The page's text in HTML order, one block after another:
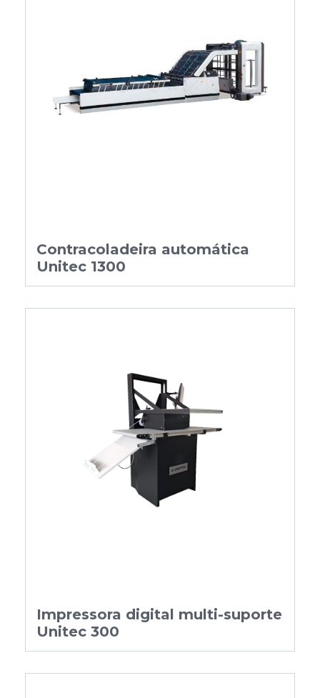
Contracoladeira automática
Unitec 1300
Impressora digital multi-suporte
Unitec 300